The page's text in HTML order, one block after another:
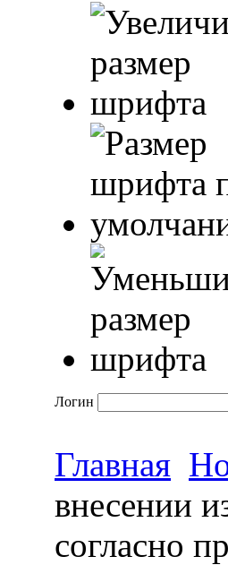
Логин
Главная
внесении
согласно